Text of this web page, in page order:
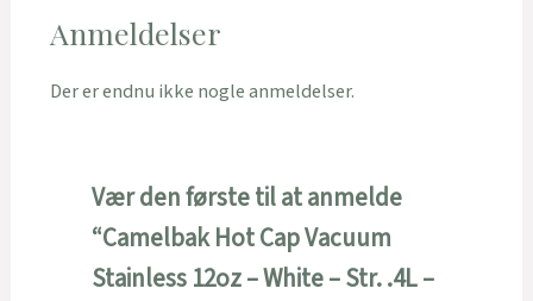
Anmeldelser
Der er endnu ikke nogle anmeldelser.
Vær den første til at anmelde
“Camelbak Hot Cap Vacuum
Stainless 12oz – White – Str. .4L –